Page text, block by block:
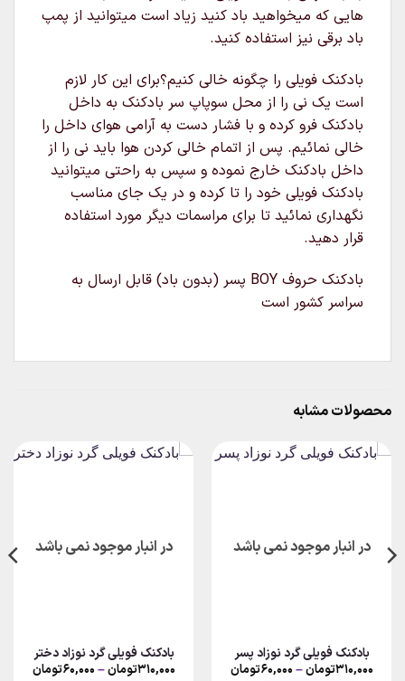
هایی که میخواهید باد کنید زیاد است میتوانید از پمپ
باد برقی نیز استفاده کنید.
بادکنک فویلی را چگونه خالی کنیم؟برای این کار لازم
است یک نی را از محل سوپاپ سر بادکنک به داخل
بادکنک فرو کرده و با فشار دست به آرامی هوای داخل را
خالی نمائیم. پس از اتمام خالی کردن هوا باید نی را از
داخل بادکنک خارج نموده و سپس به راحتی میتوانید
بادکنک فویلی خود را تا کرده و در یک جای مناسب
نگهداری نمائید تا برای مراسمات دیگر مورد استفاده
قرار دهید.
بادکنک حروف BOY پسر (بدون باد) قابل ارسال به
سراسر کشور است
محصولات مشابه
در انبار موجود نمی باشد
بادکنک فویلی گرد نوزاد پسر
۳۱۰,۰۰۰تومان–۶۰,۰۰۰تومانPrice
در انبار موجود نمی باشد
بادکنک فویلی گرد نوزاد دختر
۳۱۰,۰۰۰تومان–۶۰,۰۰۰تومانPrice